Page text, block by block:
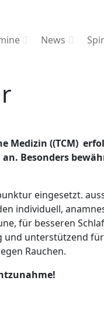
News
Medizin ((TCM)
Besonders
eingesetzt.
individuell,
für besseren
unterstützend
Rauchen.